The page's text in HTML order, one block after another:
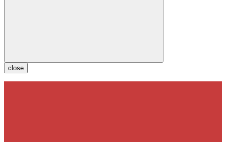
close